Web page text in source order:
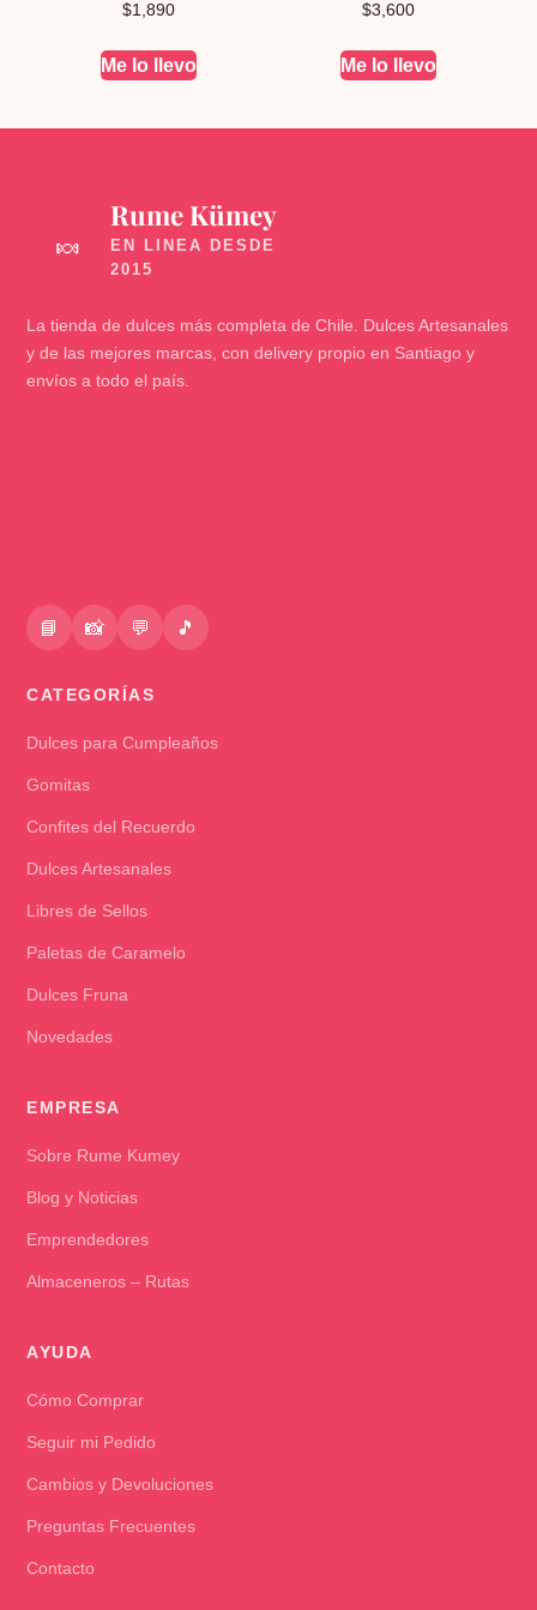
$1,890
Me lo llevo
$3,600
Me lo llevo
🍬
Rume Kümey
La tienda de dulces más completa de Chile. Dulces Artesanales
y de las mejores marcas, con delivery propio en Santiago y
envíos a todo el país.
📘 📸 💬 🎵
CATEGORÍAS
Dulces para Cumpleaños
Gomitas
Confites del Recuerdo
Dulces Artesanales
Libres de Sellos
Paletas de Caramelo
Dulces Fruna
Novedades
EMPRESA
Sobre Rume Kumey
Blog y Noticias
Emprendedores
Almaceneros – Rutas
AYUDA
Cómo Comprar
Seguir mi Pedido
Cambios y Devoluciones
Preguntas Frecuentes
Contacto